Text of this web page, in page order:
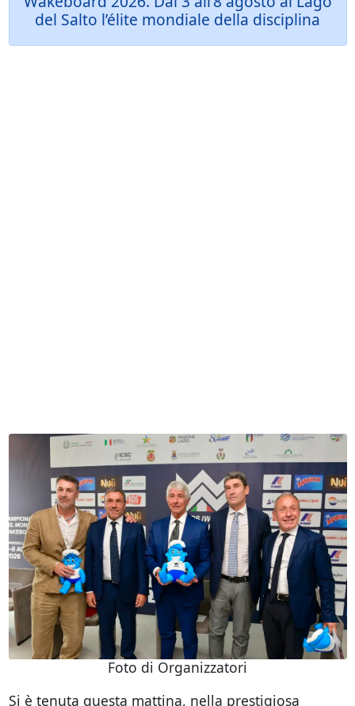
del Salto l’élite mondiale della disciplina
Foto di Organizzatori
Si è tenuta questa mattina, nella prestigiosa